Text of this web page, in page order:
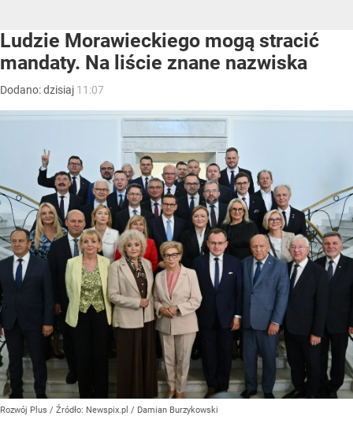
Ludzie Morawieckiego mogą stracić
mandaty. Na liście znane nazwiska
Dodano:dzisiaj 11:07
Rozwój Plus / Źródło: Newspix.pl / Damian Burzykowski